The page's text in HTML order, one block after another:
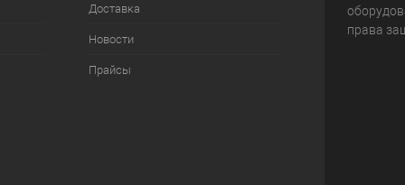
Доставка
Новости
Прайсы
права